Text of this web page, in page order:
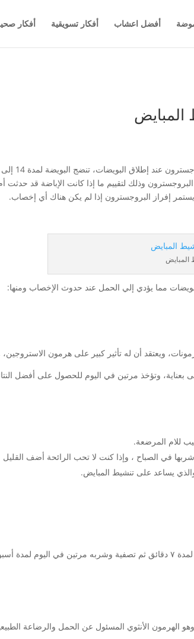
أفضل اعشاب أفكار تسويقية أفكار
وذلك لتقييم ما إذا كانت الإباضة قد حدثت
إفراز البروجسترون إذا لم يكن هناك أي إخصاب.
مما يؤدي إلي الحمل عند حدوث الإخصاب ومنها:
ويعتقد أن له تأثير كبير على هرمون
وتؤخذ مرتين في اليوم للحصول على أفضل
للام المرضعة.
في الصباح ، وإذا كنت لا تحب الرائحة أضف
يساعد على تنشيط المبايض.
الهرمون الأنثوي المسئول عن الحمل والرضاعة